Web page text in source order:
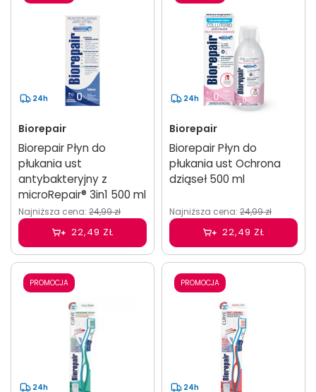
24h
Biorepair
Biorepair Płyn do
płukania ust
antybakteryjny z
microRepair® 3in1 500 ml
Najniższa cena: 24,99 zł
22,49 ZŁ
24h
Biorepair
Biorepair Płyn do
płukania ust Ochrona
dziąseł 500 ml
Najniższa cena: 24,99 zł
22,49 ZŁ
PROMOCJA
24h
PROMOCJA
24h